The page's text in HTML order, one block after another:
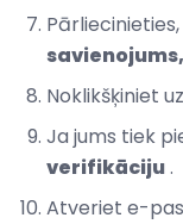
Noklikšķiniet uz
Ja jums tiek
verifikāciju.
Atveriet e-